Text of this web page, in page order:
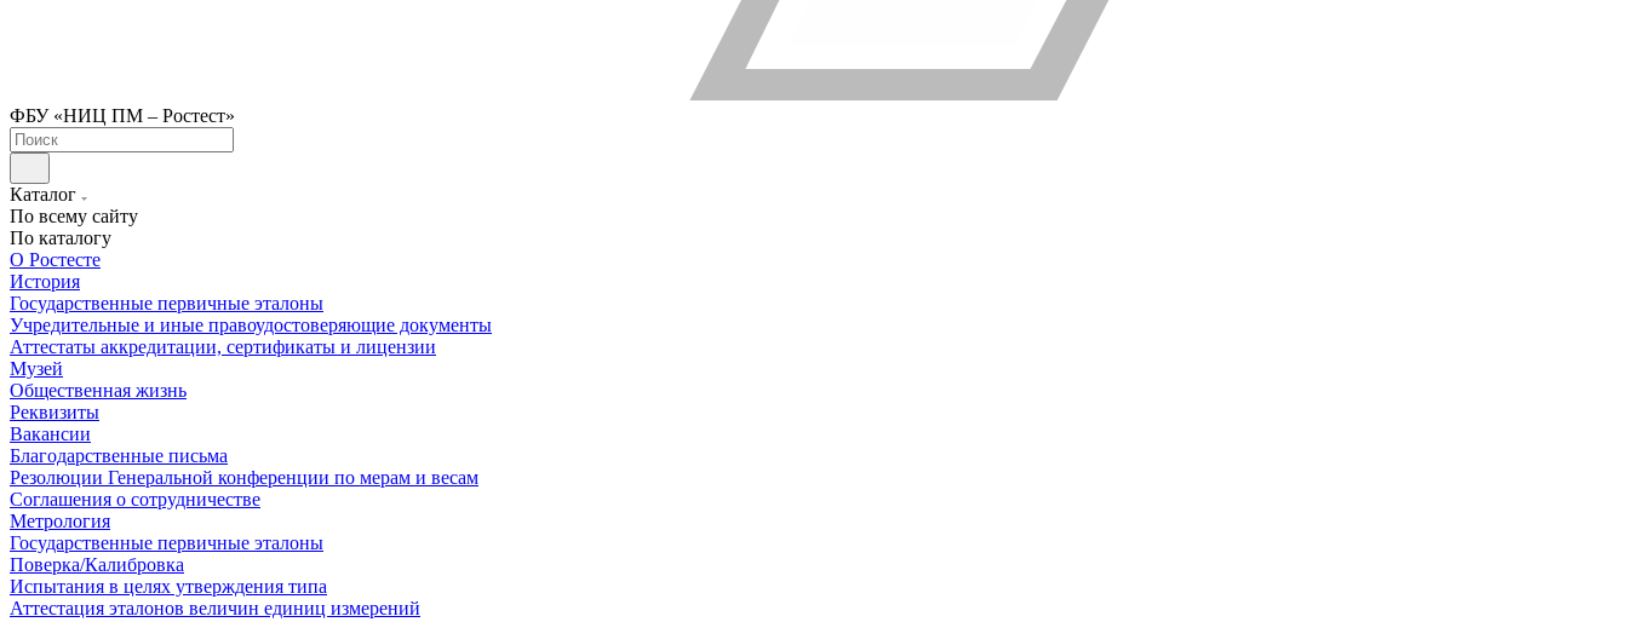
ФБУ «НИЦ ПМ – Ростест»
Каталог
По всему сайту
По каталогу
О Ростесте
История
Государственные первичные эталоны
Учредительные и иные правоудостоверяющие документы
Аттестаты аккредитации, сертификаты и лицензии
Музей
Общественная жизнь
Реквизиты
Вакансии
Благодарственные письма
Резолюции Генеральной конференции по мерам и весам
Соглашения о сотрудничестве
Метрология
Государственные первичные эталоны
Поверка/Калибровка
Испытания в целях утверждения типа
Аттестация эталонов величин единиц измерений